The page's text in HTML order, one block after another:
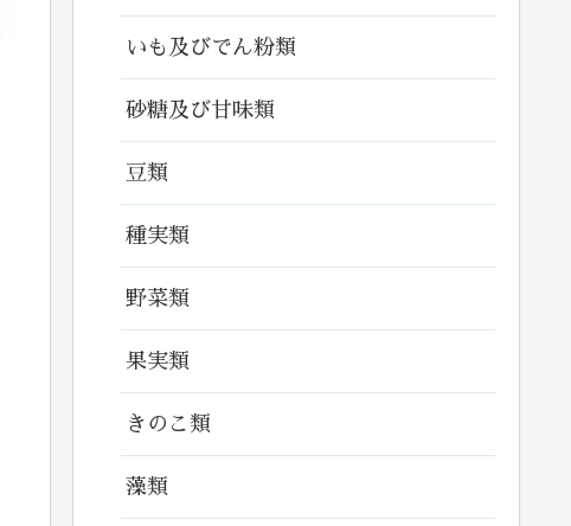
いも及びでん粉類
砂糖及び甘味類
豆類
種実類
野菜類
果実類
きのこ類
藻類